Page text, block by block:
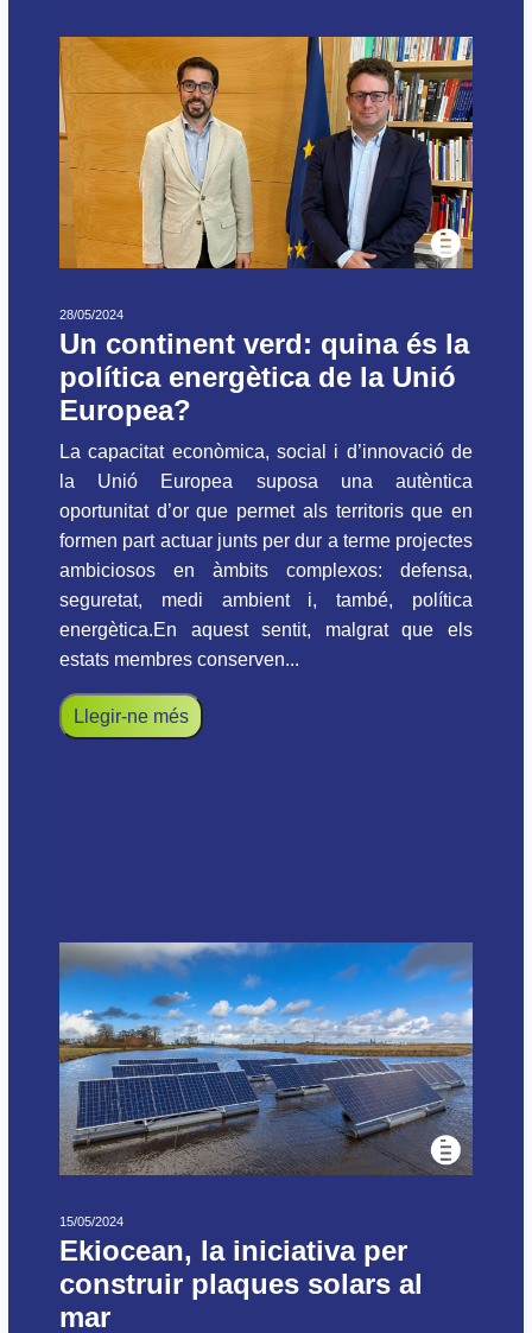
28/05/2024
Un continent verd: quina és la
política energètica de la Unió
Europea?
La capacitat econòmica, social i d’innovació de
la Unió Europea suposa una autèntica
oportunitat d’or que permet als territoris que en
formen part actuar junts per dur a terme projectes
ambiciosos en àmbits complexos: defensa,
seguretat, medi ambient i, també, política
energètica.En aquest sentit, malgrat que els
estats membres conserven...
Llegir-ne més
15/05/2024
Ekiocean, la iniciativa per
construir plaques solars al
mar